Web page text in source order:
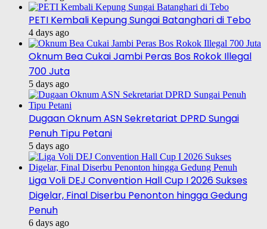
PETI Kembali Kepung Sungai Batanghari di Tebo
4 days ago
Oknum Bea Cukai Jambi Peras Bos Rokok Illegal
700 Juta
5 days ago
Dugaan Oknum ASN Sekretariat DPRD Sungai
Penuh Tipu Petani
5 days ago
Liga Voli DEJ Convention Hall Cup I 2026 Sukses
Digelar, Final Diserbu Penonton hingga Gedung
Penuh
6 days ago